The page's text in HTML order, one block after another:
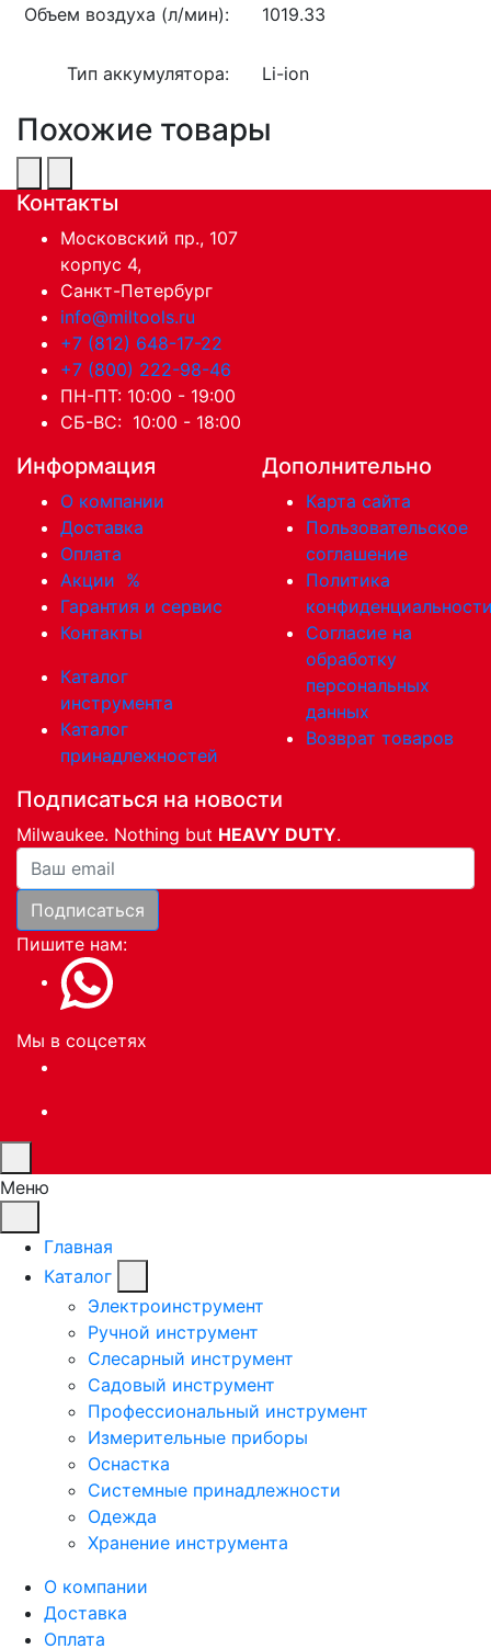
Объем воздуха (л/мин): 1019.33
Тип аккумулятора: Li-ion
Похожие товары
Контакты
Московский пр., 107
корпус 4,
Санкт-Петербург
info@miltools.ru
+7 (812) 648-17-22
+7 (800) 222-98-46
ПН-ПТ: 10:00 - 19:00
СБ-ВС: 10:00 - 18:00
Информация
О компании
Доставка
Оплата
Акции %
Гарантия и сервис
Контакты
Каталог
инструмента
Каталог
принадлежностей
Дополнительно
Карта сайта
Пользовательское
соглашение
Политика
Согласие на
обработку
персональных
данных
Возврат товаров
Подписаться на новости
Milwaukee. Nothing but HEAVY DUTY.
Ваша почта
Подписаться
Пишите нам:
Мы в соцсетях
Меню
Главная
Каталог
Электроинструмент
Ручной инструмент
Слесарный инструмент
Садовый инструмент
Профессиональный инструмент
Измерительные приборы
Оснастка
Системные принадлежности
Одежда
Хранение инструмента
О компании
Доставка
Оплата